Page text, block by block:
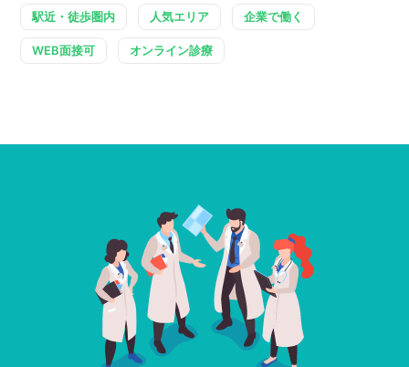
駅近・徒歩圏内 人気エリア 企業で働く
WEB面接可 オンライン診療